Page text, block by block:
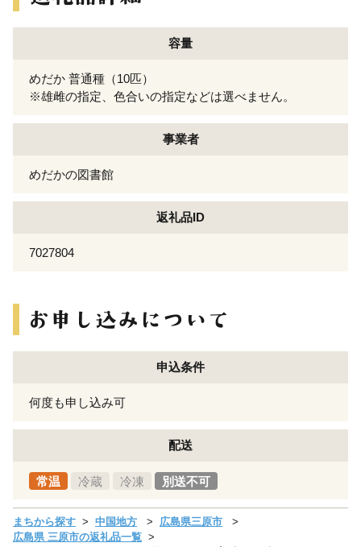
容量
めだか 普通種（10匹）
※雄雌の指定、色合いの指定などは選べません。
事業者
めだかの図書館
返礼品ID
7027804
申込条件
何度も申し込み可
配送
常温 冷蔵 冷凍 別送不可
まちから探す 中国地方
広島県三原市
広島県 三原市の返礼品一覧